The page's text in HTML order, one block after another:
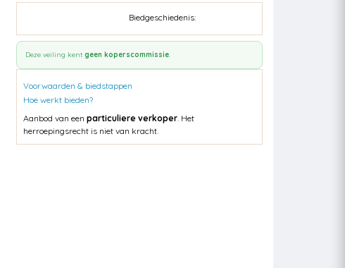
Biedgeschiedenis:
Deze veiling kent geen koperscommissie.
Voorwaarden & biedstappen
Hoe werkt bieden?
Aanbod van een particuliere verkoper. Het
herroepingsrecht is niet van kracht.